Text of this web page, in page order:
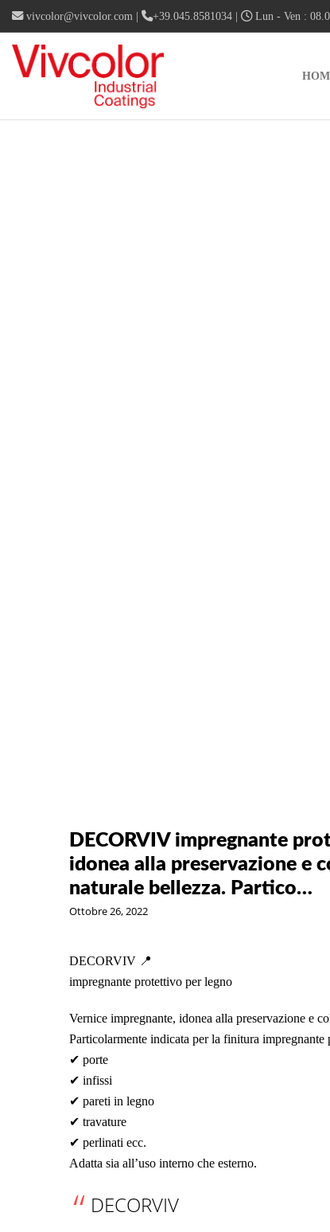
vivcolor@vivcolor.com | +39.045.8581034 | Lun - Ven :
DECORVIV impregnante
idonea alla preservazione e
naturale bellezza. Partico…
Ottobre 26, 2022
DECORVIV 📍
impregnante protettivo per legno
Vernice impregnante, idonea alla preservazione e
Particolarmente indicata per la finitura impregnante
✔ porte
✔ infissi
✔ pareti in legno
✔ travature
✔ perlinati ecc.
Adatta sia all’uso interno che esterno.